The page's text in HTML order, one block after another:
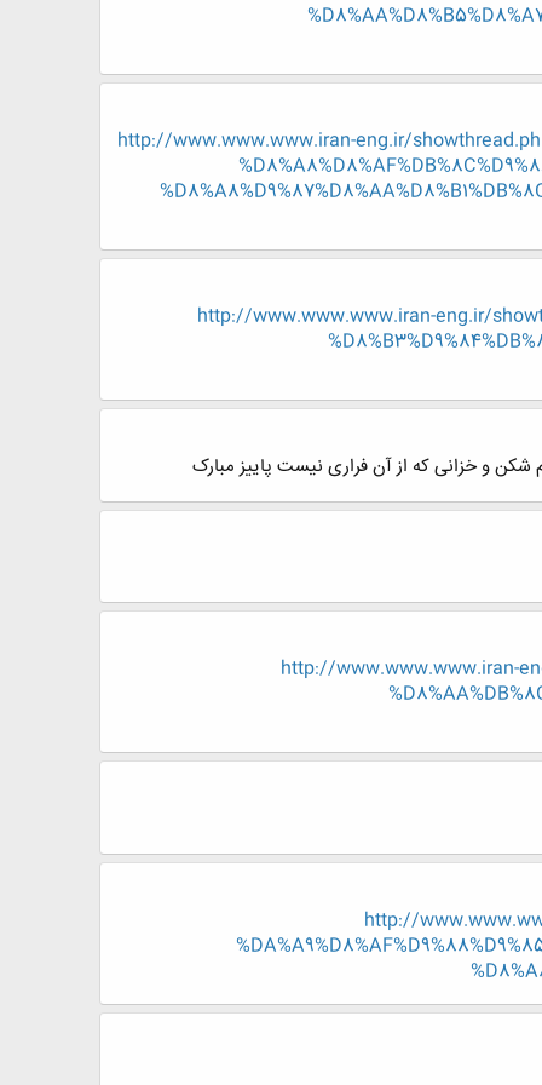
http://www.www.www.iran-eng.ir/showthread.php/
http://www.www.www.iran-eng.ir/
و خزانی که از آن فراری نیست پاییز مبارک
http://www.www.www.iran-
http://